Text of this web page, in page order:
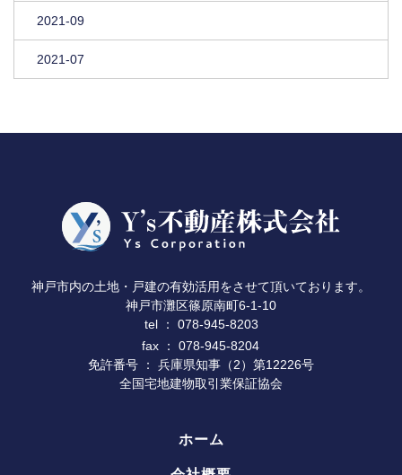
2021-09
2021-07
神戸市内の土地・戸建の有効活用をさせて頂いております。
神戸市灘区篠原南町6-1-10
tel ： 078-945-8203
fax ： 078-945-8204
免許番号 ： 兵庫県知事（2）第12226号
全国宅地建物取引業保証協会
ホーム